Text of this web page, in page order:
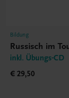
Bildung
Russisch im
inkl. Übungs-CD
€ 29,50